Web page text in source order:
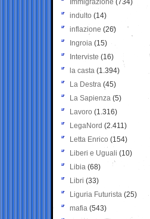
Immigrazione (734)
indulto (14)
inflazione (26)
Ingroia (15)
Interviste (16)
la casta (1.394)
La Destra (45)
La Sapienza (5)
Lavoro (1.316)
LegaNord (2.411)
Letta Enrico (154)
Liberi e Uguali (10)
Libia (68)
Libri (33)
Liguria Futurista (25)
mafia (543)